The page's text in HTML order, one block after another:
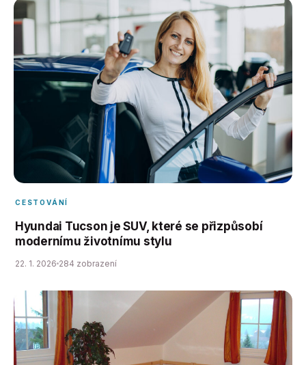
CESTOVÁNÍ
Hyundai Tucson je SUV, které se přizpůsobí
modernímu životnímu stylu
22. 1. 2026 284 zobrazení